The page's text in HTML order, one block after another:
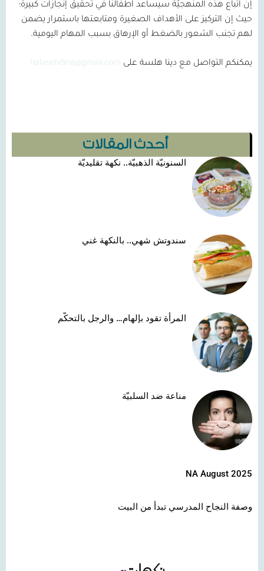
أحدث المقالات
السنونيّة الذهبيّة.. نكهة تقليديّة
سندوتش شهي.. بالنكهة غني
المرأة تقود بإلهام… والرجل بالتحكّم
مناعة ضد السلبيّة
NA August 2025
وصفة النجاح المدرسي تبدأ من البيت
إنّ اتّباع هذه المنهجيّة سيساعد أطفالنا في تحقيق إنجازات كبيرة؛
حيث إن التركيز على الأهداف الصغيرة ومتابعتها باستمرار يضمن
لهم تجنب الشعور بالضغط أو الإرهاق بسبب المهام اليومية.
يمكنكم التواصل مع دينا هلسة على halasehdina@gmail.com